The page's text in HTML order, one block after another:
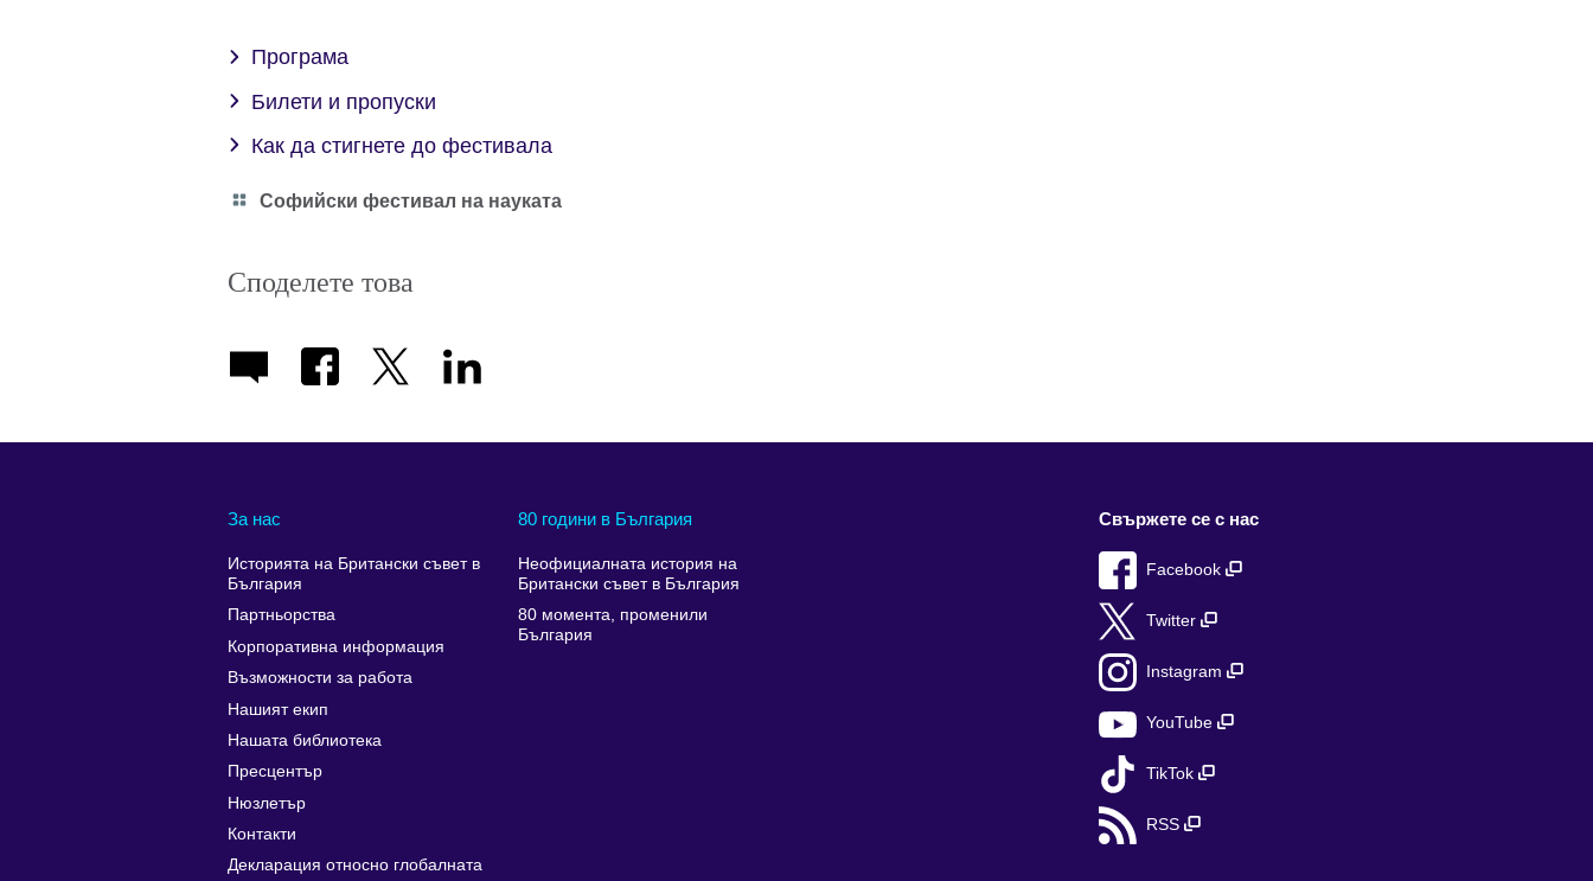
Програма
Билети и пропуски
Как да стигнете до фестивала
Category
Софийски фестивал на науката
Споделете това
За нас
Историята на Британски съвет в
България
Партньорства
Корпоративна информация
Възможности за работа
Нашият екип
Нашата библиотека
Пресцентър
Нюзлетър
Контакти
Декларация относно глобалната
80 години в България
Неофициалната история на
Британски съвет в България
80 момента, променили
България
Свържете се с нас
Facebook
Twitter
Instagram
YouTube
TikTok
RSS